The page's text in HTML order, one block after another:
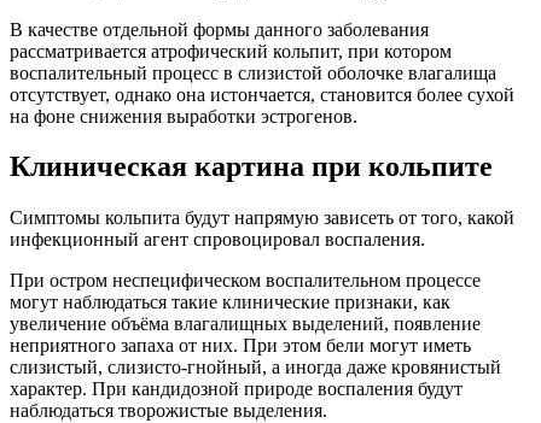
В качестве отдельной формы данного заболевания
рассматривается атрофический кольпит, при котором
воспалительный процесс в слизистой оболочке влагалища
отсутствует, однако она истончается, становится более сухой
на фоне снижения выработки эстрогенов.
Клиническая картина при кольпите
Симптомы кольпита будут напрямую зависеть от того, какой
инфекционный агент спровоцировал воспаления.
При остром неспецифическом воспалительном процессе
могут наблюдаться такие клинические признаки, как
увеличение объёма влагалищных выделений, появление
неприятного запаха от них. При этом бели могут иметь
слизистый, слизисто-гнойный, а иногда даже кровянистый
характер. При кандидозной природе воспаления будут
наблюдаться творожистые выделения.